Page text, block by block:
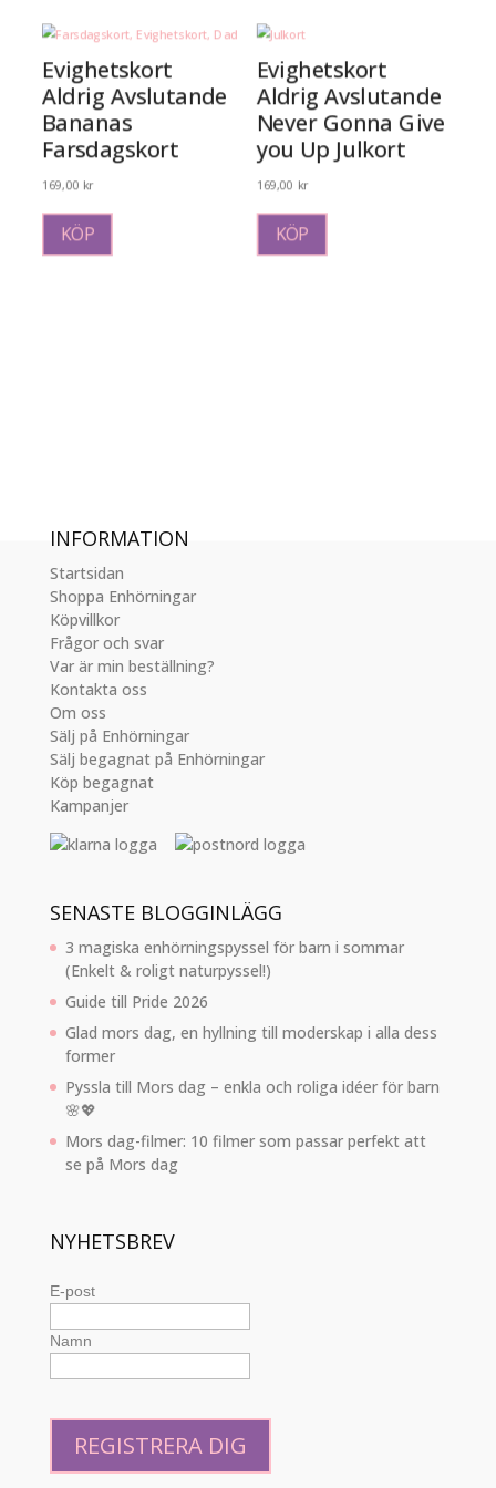
varianter.
De
olika
alternativen
kan
väljas
Evighetskort
Aldrig Avslutande
Bananas
Farsdagskort
169,00 kr
KÖP
Evighetskort
Aldrig Avslutande
Never Gonna Give
you Up Julkort
169,00 kr
KÖP
INFORMATION
Startsidan
Shoppa Enhörningar
Köpvillkor
Frågor och svar
Var är min beställning?
Kontakta oss
Om oss
Sälj på Enhörningar
Sälj begagnat på Enhörningar
Köp begagnat
Kampanjer
SENASTE BLOGGINLÄGG
3 magiska enhörningspyssel för barn i sommar
(Enkelt & roligt naturpyssel!)
Guide till Pride 2026
Glad mors dag, en hyllning till moderskap i alla dess
former
Pyssla till Mors dag – enkla och roliga idéer för barn
🌸💖
Mors dag-filmer: 10 filmer som passar perfekt att
se på Mors dag
NYHETSBREV
E-post
Namn